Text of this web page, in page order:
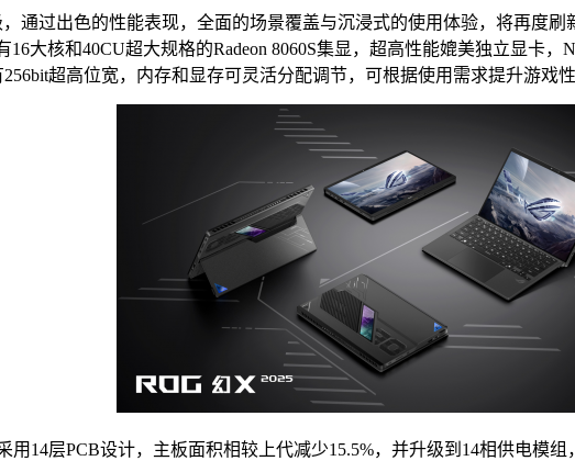
过出色的性能表现，全面的场景覆盖与沉浸式的使用体验，将再度刷
大核和40CU超大规格的Radeon 8060S集显，超高性能媲美独立显卡
超高位宽，内存和显存可灵活分配调节，可根据使用需求提升游戏
层PCB设计，主板面积相较上代减少15.5%，并升级到14相供电模